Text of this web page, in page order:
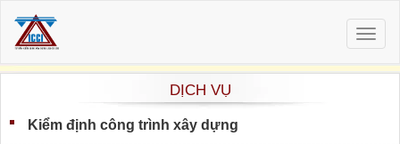
DỊCH VỤ
Kiểm định công trình xây dựng